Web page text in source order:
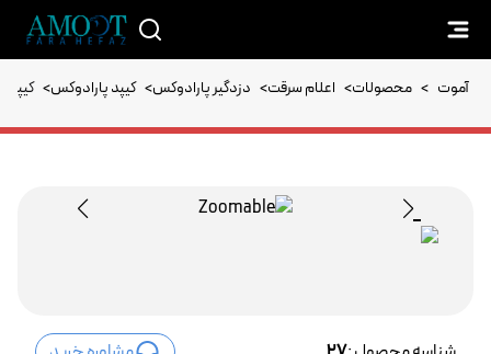
آموت > محصولات> اعلام سرقت> دزدگیر پارادوکس> کیپد پارادوکس> کیپد K32LX دزدگیر پارادکس